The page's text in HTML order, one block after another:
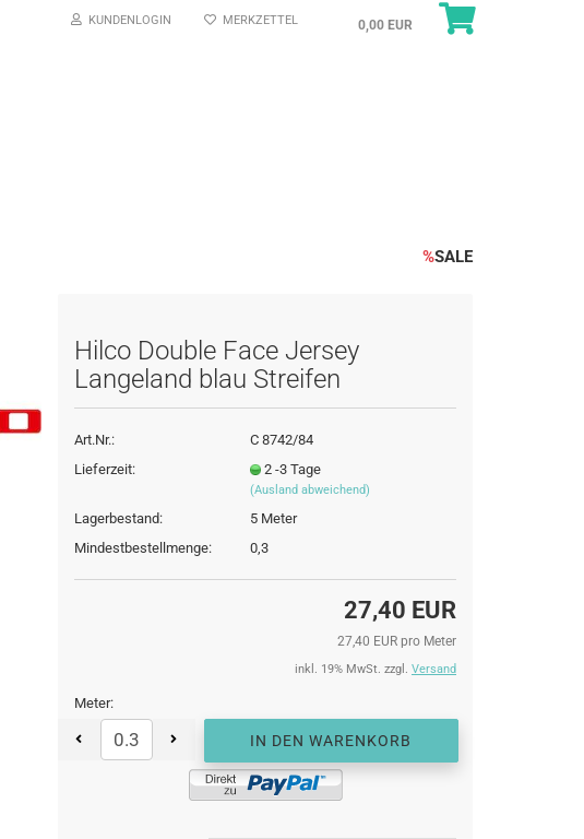
KUNDENLOGIN MERKZETTEL 0,00 EUR
%SALE
Hilco Double Face Jersey
Langeland blau Streifen
Art.Nr.:
C 8742/84
Lieferzeit:
2 -3 Tage
(Ausland abweichend)
Lagerbestand: 5 Meter
Mindestbestellmenge:
0,3
27,40 EUR
27,40 EUR pro Meter
inkl. 19% MwSt. zzgl. Versand
Meter:
Meter